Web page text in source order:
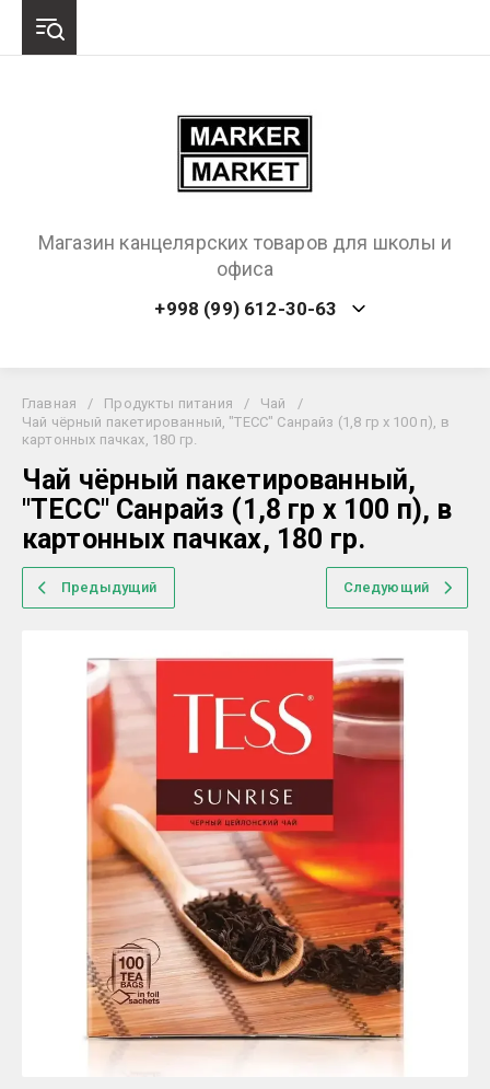
Магазин канцелярских товаров для школы и
офиса
+998 (99) 612-30-63
Главная / Продукты питания / Чай
/
Чай чёрный пакетированный, "ТЕСС" Санрайз (1,8 гр х 100 п), в
картонных пачках, 180 гр.
Чай чёрный пакетированный,
"ТЕСС" Санрайз (1,8 гр х 100 п), в
картонных пачках, 180 гр.
Предыдущий Следующий